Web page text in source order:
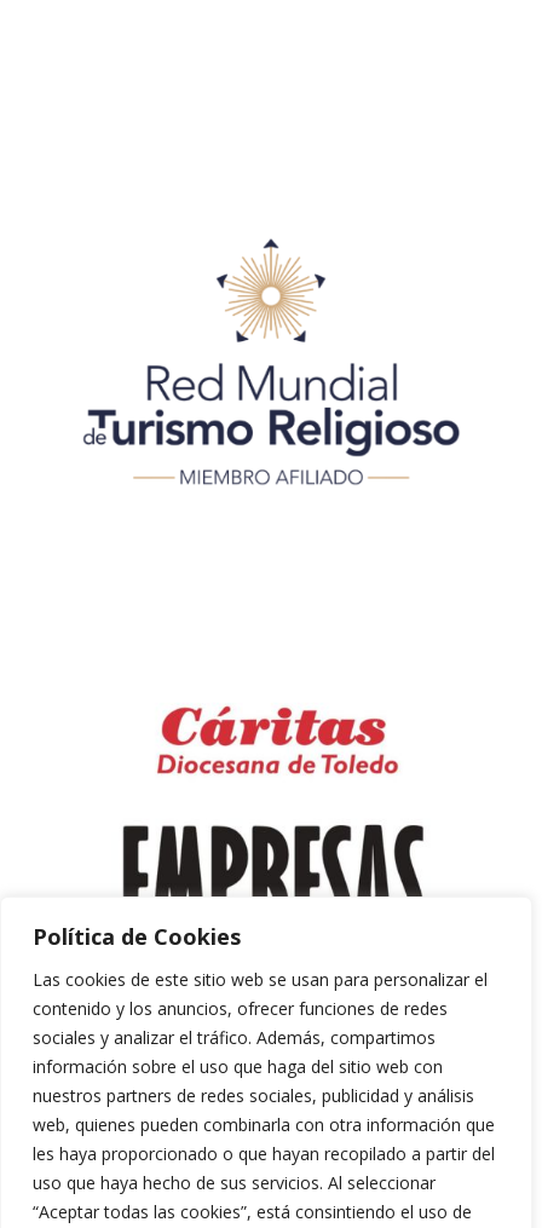
Política de Cookies
Las cookies de este sitio web se usan para personalizar el
contenido y los anuncios, ofrecer funciones de redes
sociales y analizar el tráfico. Además, compartimos
información sobre el uso que haga del sitio web con
nuestros partners de redes sociales, publicidad y análisis
web, quienes pueden combinarla con otra información que
les haya proporcionado o que hayan recopilado a partir del
uso que haya hecho de sus servicios. Al seleccionar
“Aceptar todas las cookies”, está consintiendo el uso de